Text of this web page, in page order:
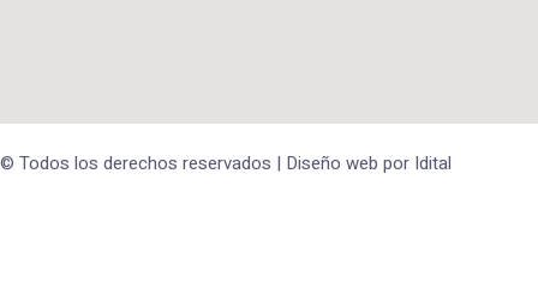
© Todos los derechos reservados | Diseño web por Idital